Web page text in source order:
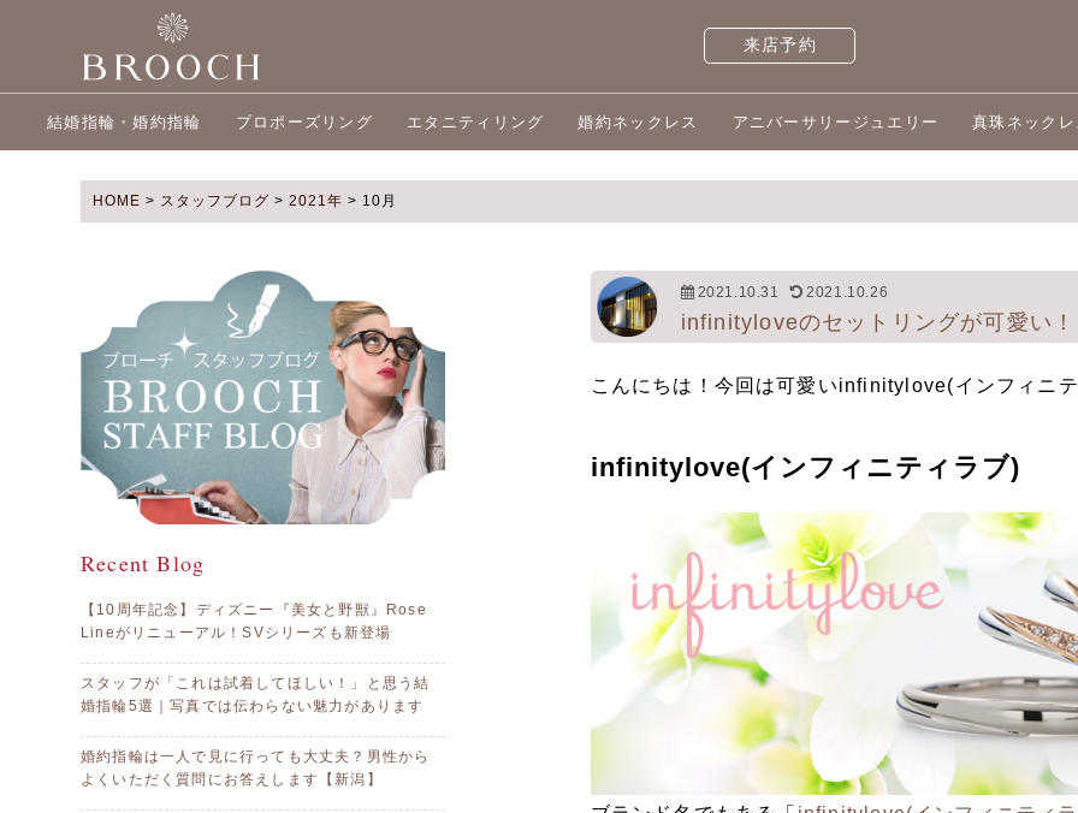
来店予約
結婚指輪・婚約指輪 プロポーズリング エタニティリング 婚約ネックレス アニバーサリージュエリー 真珠ネック
HOME > スタッフブログ > 2021年 > 10月
Recent Blog
【10周年記念】ディズニー『美女と野獣』Rose
Lineがリニューアル！SVシリーズも新登場
スタッフが「これは試着してほしい！」と思う結
婚指輪5選｜写真では伝わらない魅力があります
婚約指輪は一人で見に行っても大丈夫？男性から
よくいただく質問にお答えします【新潟】
2021.10.31 2021.10.26
infinityloveのセットリングが可愛い！
こんにちは！今回は可愛いinfinitylove(インフィニ
infinitylove(インフィニティラブ)